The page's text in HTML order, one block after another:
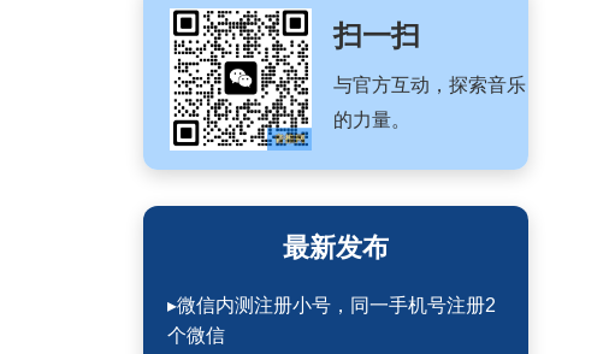
扫一扫
与官方互动，探索音乐
的力量。
最新发布
▸微信内测注册小号，同一手机号注册2
个微信